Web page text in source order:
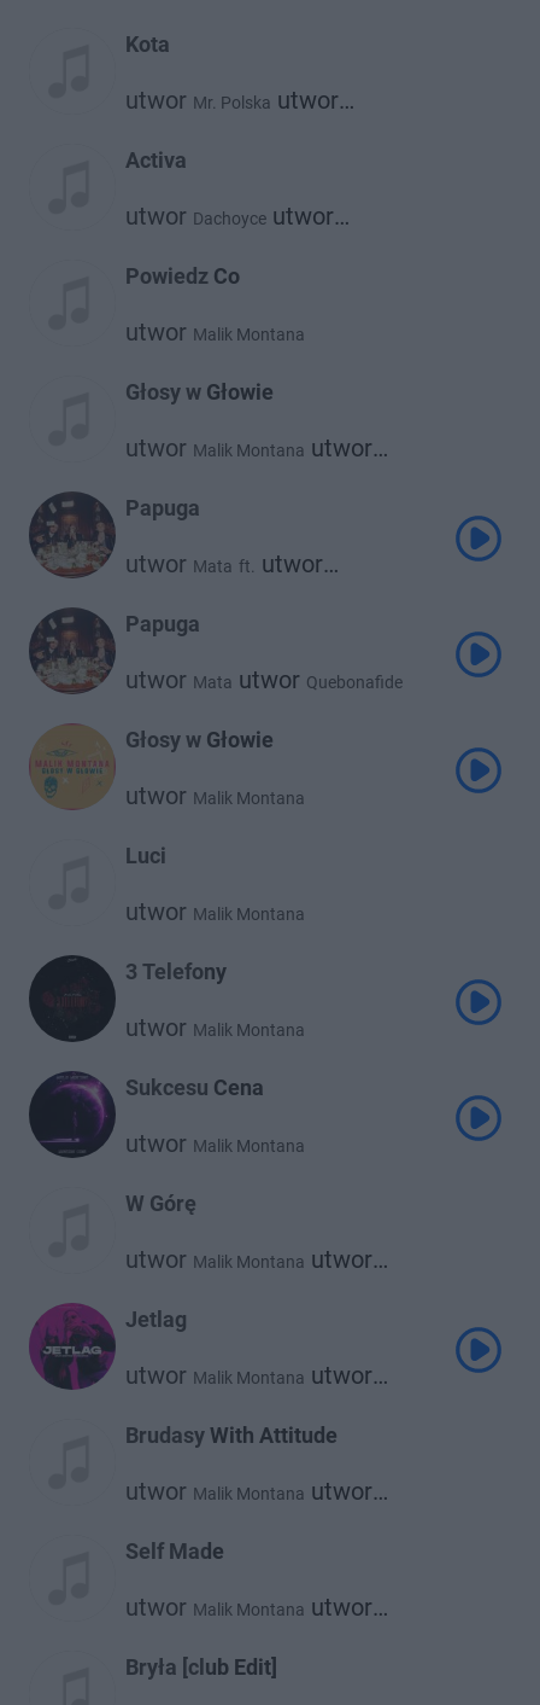
Kota
utwor Mr. Polska utwor
Activa
utwor Dachoyce utwor
Powiedz Co
utwor Malik Montana
Głosy w Głowie
utwor Malik Montana utwor
Papuga
utwor Mata ft. utwor
Papuga
utwor Mata utwor Quebonafide
Głosy w Głowie
utwor Malik Montana
Luci
utwor Malik Montana
3 Telefony
utwor Malik Montana
Sukcesu Cena
utwor Malik Montana
W Górę
utwor Malik Montana utwor
Jetlag
utwor Malik Montana utwor
The Plug
Brudasy With Attitude
utwor Malik Montana utwor
Self Made
utwor Malik Montana utwor
Bryła [club Edit]